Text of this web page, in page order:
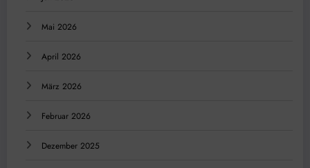
Mai 2026
April 2026
März 2026
Februar 2026
Dezember 2025